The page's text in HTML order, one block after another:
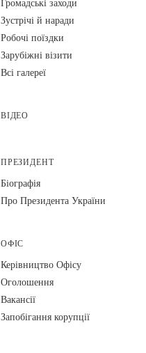
Зустрічі й наради
Робочі поїздки
Зарубіжні візити
Всі галереї
ВІДЕО
ПРЕЗИДЕНТ
Біографія
Про Президента України
ОФІС
Керівництво Офісу
Оголошення
Вакансії
Запобігання корупції